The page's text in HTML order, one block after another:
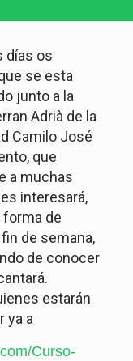
días os
se esta
junto a la
Adrià de la
Camilo José
que
a muchas
interesará,
forma de
de semana,
de conocer
estarán
ya a
Curso-